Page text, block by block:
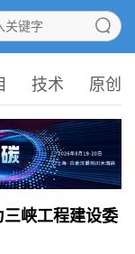
技术 原创
峡工程建设委